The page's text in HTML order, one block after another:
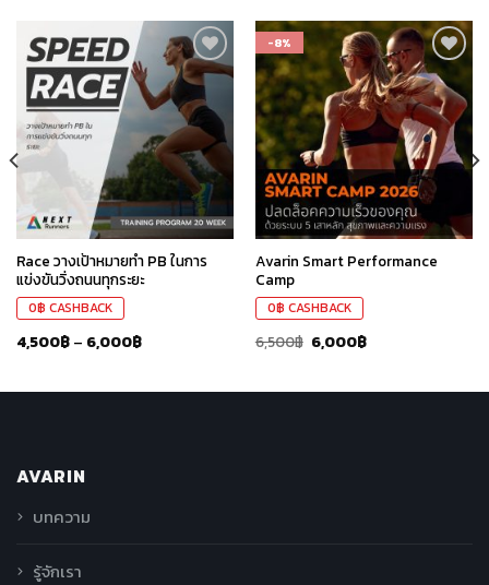
เก็บ
ใน
สินค้า
ที่ชอบ
Race วางเป้าหมายทำ PB ในการ
แข่งขันวิ่งถนนทุกระยะ
0฿ CASHBACK
4,500฿– 6,000฿
-8%
เก็บ
ใน
สินค้า
ที่ชอบ
Avarin Smart Performance
Camp
0฿ CASHBACK
6,500฿ 6,000฿
AVARIN
บทความ
รู้จักเรา